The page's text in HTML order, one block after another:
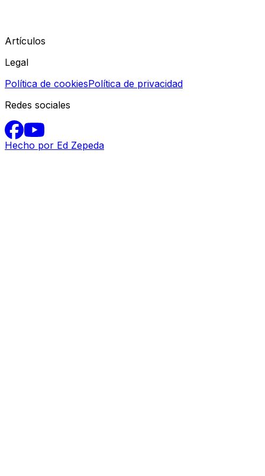
Artículos
Legal
Política de cookiesPolítica de privacidad
Redes sociales
Hecho por Ed Zepeda